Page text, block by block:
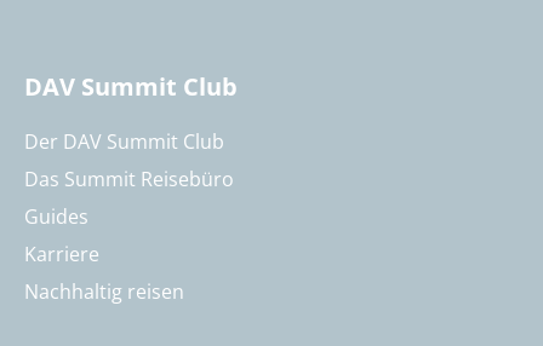
DAV Summit Club
Der DAV Summit Club
Das Summit Reisebüro
Guides
Karriere
Nachhaltig reisen